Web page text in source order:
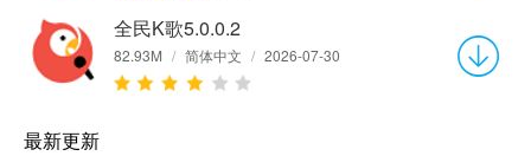
全民K歌5.0.0.2
82.93M / 简体中文 / 2026-07-30
最新更新